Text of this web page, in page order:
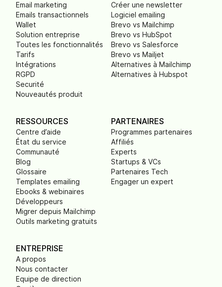
Email marketing
Emails transactionnels
Wallet
Solution entreprise
Toutes les fonctionnalités
Tarifs
Intégrations
RGPD
Securité
Nouveautés produit
Créer une newsletter
Logiciel emailing
Brevo vs Mailchimp
Brevo vs HubSpot
Brevo vs Salesforce
Brevo vs Mailjet
Alternatives à Mailchimp
Alternatives à Hubspot
RESSOURCES
Centre d’aide
État du service
Communauté
Blog
Glossaire
Templates emailing
Ebooks & webinaires
Développeurs
Migrer depuis Mailchimp
Outils marketing gratuits
PARTENAIRES
Programmes partenaires
Affiliés
Experts
Startups & VCs
Partenaires Tech
Engager un expert
ENTREPRISE
A propos
Nous contacter
Equipe de direction